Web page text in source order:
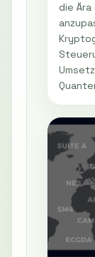
die